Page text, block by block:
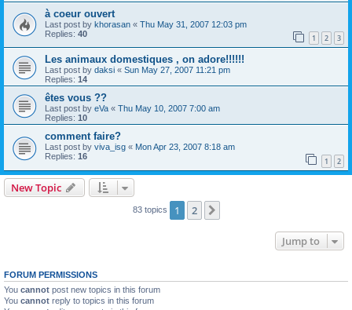
à coeur ouvert
Last post by khorasan « Thu May 31, 2007 12:03 pm
Replies: 40 1 2 3
Les animaux domestiques , on adore!!!!!!
Last post by daksi « Sun May 27, 2007 11:21 pm
Replies: 14
êtes vous ??
Last post by eVa « Thu May 10, 2007 7:00 am
Replies: 10
comment faire?
Last post by viva_isg « Mon Apr 23, 2007 8:18 am
Replies: 16 1 2
New Topic
83 topics 1 2
Jump to
FORUM PERMISSIONS
You cannot post new topics in this forum
You cannot reply to topics in this forum